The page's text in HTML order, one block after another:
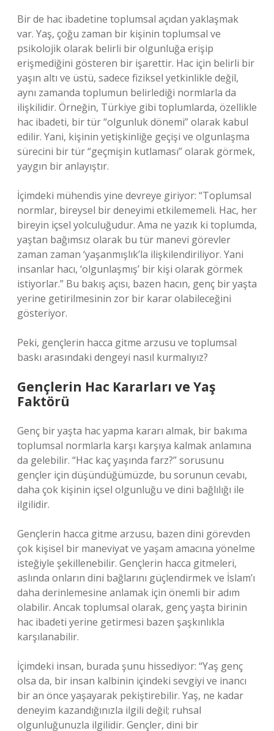
Bir de hac ibadetine toplumsal açıdan yaklaşmak
var. Yaş, çoğu zaman bir kişinin toplumsal ve
psikolojik olarak belirli bir olgunluğa erişip
erişmediğini gösteren bir işarettir. Hac için belirli bir
yaşın altı ve üstü, sadece fiziksel yetkinlikle değil,
aynı zamanda toplumun belirlediği normlarla da
ilişkilidir. Örneğin, Türkiye gibi toplumlarda, özellikle
hac ibadeti, bir tür “olgunluk dönemi” olarak kabul
edilir. Yani, kişinin yetişkinliğe geçişi ve olgunlaşma
sürecini bir tür “geçmişin kutlaması” olarak görmek,
yaygın bir anlayıştır.
İçimdeki mühendis yine devreye giriyor: “Toplumsal
normlar, bireysel bir deneyimi etkilememeli. Hac, her
bireyin içsel yolculuğudur. Ama ne yazık ki toplumda,
yaştan bağımsız olarak bu tür manevi görevler
zaman zaman ‘yaşanmışlık’la ilişkilendiriliyor. Yani
insanlar hacı, ‘olgunlaşmış’ bir kişi olarak görmek
istiyorlar.” Bu bakış açısı, bazen hacın, genç bir yaşta
yerine getirilmesinin zor bir karar olabileceğini
gösteriyor.
Peki, gençlerin hacca gitme arzusu ve toplumsal
baskı arasındaki dengeyi nasıl kurmalıyız?
Gençlerin Hac Kararları ve Yaş
Faktörü
Genç bir yaşta hac yapma kararı almak, bir bakıma
toplumsal normlarla karşı karşıya kalmak anlamına
da gelebilir. “Hac kaç yaşında farz?” sorusunu
gençler için düşündüğümüzde, bu sorunun cevabı,
daha çok kişinin içsel olgunluğu ve dini bağlılığı ile
ilgilidir.
Gençlerin hacca gitme arzusu, bazen dini görevden
çok kişisel bir maneviyat ve yaşam amacına yönelme
isteğiyle şekillenebilir. Gençlerin hacca gitmeleri,
aslında onların dini bağlarını güçlendirmek ve İslam’ı
daha derinlemesine anlamak için önemli bir adım
olabilir. Ancak toplumsal olarak, genç yaşta birinin
hac ibadeti yerine getirmesi bazen şaşkınlıkla
karşılanabilir.
İçimdeki insan, burada şunu hissediyor: “Yaş genç
olsa da, bir insan kalbinin içindeki sevgiyi ve inancı
bir an önce yaşayarak pekiştirebilir. Yaş, ne kadar
deneyim kazandığınızla ilgili değil; ruhsal
olgunluğunuzla ilgilidir. Gençler, dini bir